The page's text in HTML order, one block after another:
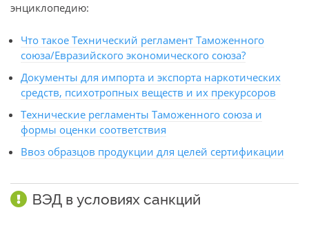
энциклопедию:
Что такое Технический регламент Таможенного
союза/Евразийского экономического союза?
Документы для импорта и экспорта наркотических
средств, психотропных веществ и их прекурсоров
Технические регламенты Таможенного союза и
формы оценки соответствия
Ввоз образцов продукции для целей сертификации
ВЭД в условиях санкций